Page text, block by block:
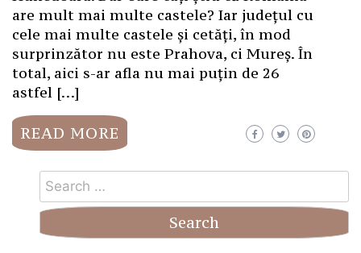
are mult mai multe castele? Iar județul cu
cele mai multe castele și cetăți, în mod
surprinzător nu este Prahova, ci Mureș. În
total, aici s-ar afla nu mai puțin de 26
astfel […]
READ MORE
Search
for: